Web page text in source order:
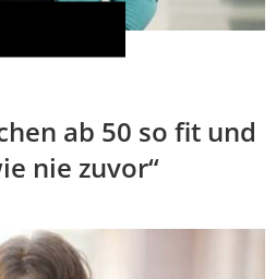
ab 50 so fit und
nie zuvor“